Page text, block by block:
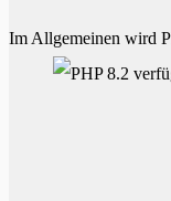
Im Allgemeinen wird